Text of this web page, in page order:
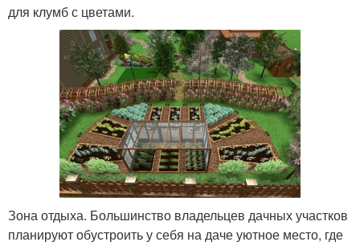
для клумб с цветами.
Зона отдыха. Большинство владельцев дачных участков
планируют обустроить у себя на даче уютное место, где